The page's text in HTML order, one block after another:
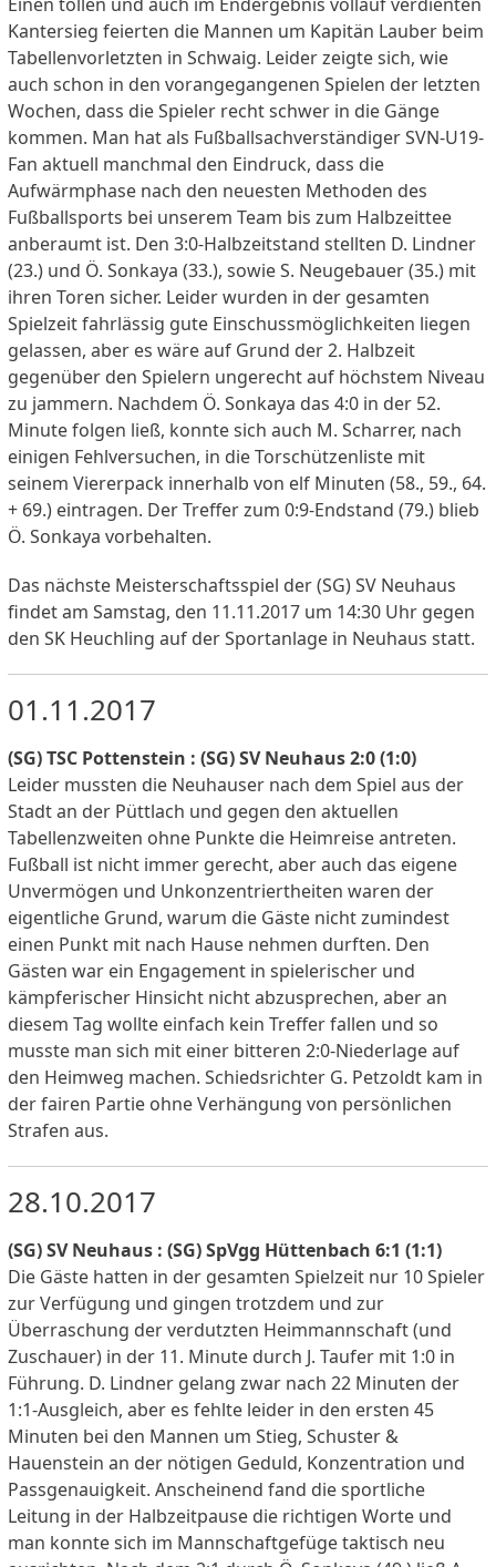
Kantersieg feierten die Mannen um Kapitän Lauber beim
Tabellenvorletzten in Schwaig. Leider zeigte sich, wie
auch schon in den vorangegangenen Spielen der letzten
Wochen, dass die Spieler recht schwer in die Gänge
kommen. Man hat als Fußballsachverständiger SVN-U19-
Fan aktuell manchmal den Eindruck, dass die
Aufwärmphase nach den neuesten Methoden des
Fußballsports bei unserem Team bis zum Halbzeittee
anberaumt ist. Den 3:0-Halbzeitstand stellten D. Lindner
(23.) und Ö. Sonkaya (33.), sowie S. Neugebauer (35.) mit
ihren Toren sicher. Leider wurden in der gesamten
Spielzeit fahrlässig gute Einschussmöglichkeiten liegen
gelassen, aber es wäre auf Grund der 2. Halbzeit
gegenüber den Spielern ungerecht auf höchstem Niveau
zu jammern. Nachdem Ö. Sonkaya das 4:0 in der 52.
Minute folgen ließ, konnte sich auch M. Scharrer, nach
einigen Fehlversuchen, in die Torschützenliste mit
seinem Viererpack innerhalb von elf Minuten (58., 59., 64.
+ 69.) eintragen. Der Treffer zum 0:9-Endstand (79.) blieb
Ö. Sonkaya vorbehalten.
Das nächste Meisterschaftsspiel der (SG) SV Neuhaus
findet am Samstag, den 11.11.2017 um 14:30 Uhr gegen
den SK Heuchling auf der Sportanlage in Neuhaus statt.
01.11.2017
(SG) TSC Pottenstein : (SG) SV Neuhaus 2:0 (1:0)
Leider mussten die Neuhauser nach dem Spiel aus der
Stadt an der Püttlach und gegen den aktuellen
Tabellenzweiten ohne Punkte die Heimreise antreten.
Fußball ist nicht immer gerecht, aber auch das eigene
Unvermögen und Unkonzentriertheiten waren der
eigentliche Grund, warum die Gäste nicht zumindest
einen Punkt mit nach Hause nehmen durften. Den
Gästen war ein Engagement in spielerischer und
kämpferischer Hinsicht nicht abzusprechen, aber an
diesem Tag wollte einfach kein Treffer fallen und so
musste man sich mit einer bitteren 2:0-Niederlage auf
den Heimweg machen. Schiedsrichter G. Petzoldt kam in
der fairen Partie ohne Verhängung von persönlichen
Strafen aus.
28.10.2017
(SG) SV Neuhaus : (SG) SpVgg Hüttenbach 6:1 (1:1)
Die Gäste hatten in der gesamten Spielzeit nur 10 Spieler
zur Verfügung und gingen trotzdem und zur
Überraschung der verdutzten Heimmannschaft (und
Zuschauer) in der 11. Minute durch J. Taufer mit 1:0 in
Führung. D. Lindner gelang zwar nach 22 Minuten der
1:1-Ausgleich, aber es fehlte leider in den ersten 45
Minuten bei den Mannen um Stieg, Schuster &
Hauenstein an der nötigen Geduld, Konzentration und
Passgenauigkeit. Anscheinend fand die sportliche
Leitung in der Halbzeitpause die richtigen Worte und
man konnte sich im Mannschaftgefüge taktisch neu